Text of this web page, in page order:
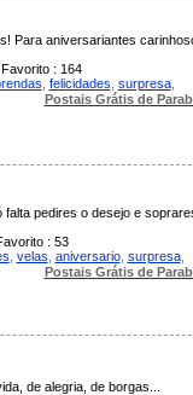
Para aniversariantes
: 164
felicidades surpresa,
Postais Grátis de
pedires o desejo e
: 53
velas aniversario, surpresa,
Postais Grátis de
de alegria, de borgas...